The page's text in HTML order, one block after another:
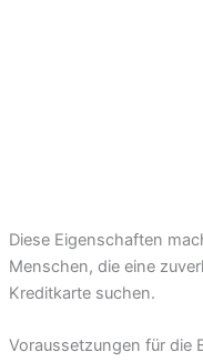
Diese Eigenschaften
Menschen, die eine
Kreditkarte suchen.
Voraussetzungen für die